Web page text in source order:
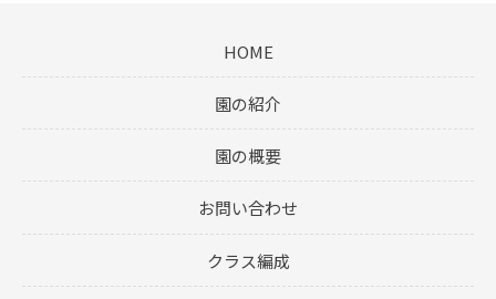
HOME
園の紹介
園の概要
お問い合わせ
クラス編成